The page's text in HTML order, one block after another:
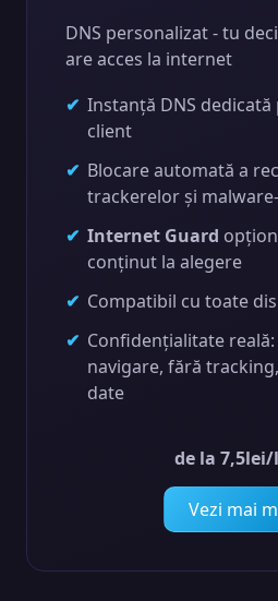
DNS personalizat - tu
are acces la internet
Instanță DNS
client
Blocare automată a
trackerelor și
Internet Guard
conținut la alegere
Compatibil cu toate
Confidențialitate
navigare, fără
date
de la
Vezi mai